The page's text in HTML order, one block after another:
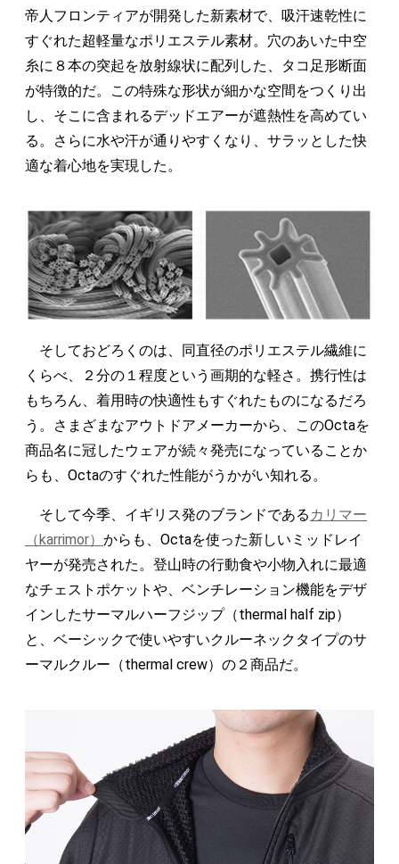
帝人フロンティアが開発した新素材で、吸汗速乾性に
すぐれた超軽量なポリエステル素材。穴のあいた中空
糸に８本の突起を放射線状に配列した、タコ足形断面
が特徴的だ。この特殊な形状が細かな空間をつくり出
し、そこに含まれるデッドエアーが遮熱性を高めてい
る。さらに水や汗が通りやすくなり、サラッとした快
適な着心地を実現した。
そしておどろくのは、同直径のポリエステル繊維に
くらべ、２分の１程度という画期的な軽さ。携行性は
もちろん、着用時の快適性もすぐれたものになるだろ
う。さまざまなアウトドアメーカーから、このOctaを
商品名に冠したウェアが続々発売になっていることか
らも、Octaのすぐれた性能がうかがい知れる。
そして今季、イギリス発のブランドである カリマー
（karrimor） からも、Octaを使った新しいミッドレイ
ヤーが発売された。登山時の行動食や小物入れに最適
なチェストポケットや、ベンチレーション機能をデザ
インしたサーマルハーフジップ（thermal half zip）
と、ベーシックで使いやすいクルーネックタイプのサ
ーマルクルー（thermal crew）の２商品だ。